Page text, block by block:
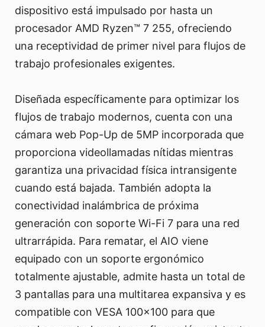
dispositivo está impulsado por hasta un
procesador AMD Ryzen™ 7 255, ofreciendo
una receptividad de primer nivel para flujos de
trabajo profesionales exigentes.
Diseñada específicamente para optimizar los
flujos de trabajo modernos, cuenta con una
cámara web Pop-Up de 5MP incorporada que
proporciona videollamadas nítidas mientras
garantiza una privacidad física intransigente
cuando está bajada. También adopta la
conectividad inalámbrica de próxima
generación con soporte Wi-Fi 7 para una red
ultrarrápida. Para rematar, el AIO viene
equipado con un soporte ergonómico
totalmente ajustable, admite hasta un total de
3 pantallas para una multitarea expansiva y es
compatible con VESA 100x100 para que